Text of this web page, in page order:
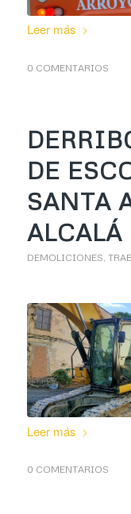
Leer más
0 COMENTARIOS
DE
SANTA
ALCALÁ
DEMOLICIONES
Leer más
0 COMENTARIOS